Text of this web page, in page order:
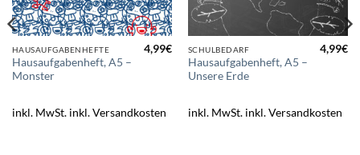
HAUSAUFGABENHEFTE
Hausaufgabenheft, A5 –
Monster
4,99€
inkl. MwSt. inkl. Versandkosten
SCHULBEDARF
Hausaufgabenheft, A5 –
Unsere Erde
4,99€
inkl. MwSt. inkl. Versandkosten